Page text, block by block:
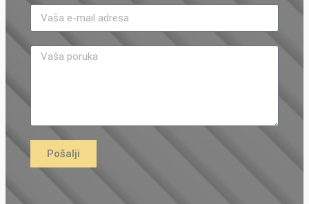
Pošalji